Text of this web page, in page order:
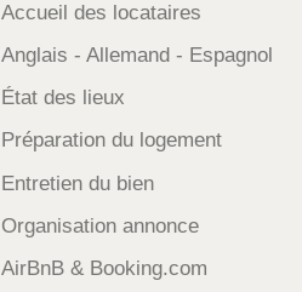
Accueil des locataires
Anglais - Allemand - Espagnol
État des lieux
Préparation du logement
Entretien du bien
Organisation annonce
AirBnB & Booking.com